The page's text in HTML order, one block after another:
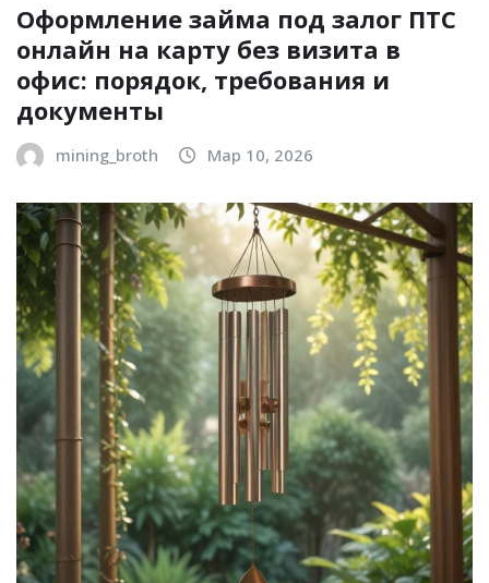
Оформление займа под залог ПТС
онлайн на карту без визита в
офис: порядок, требования и
документы
mining_broth Мар 10, 2026